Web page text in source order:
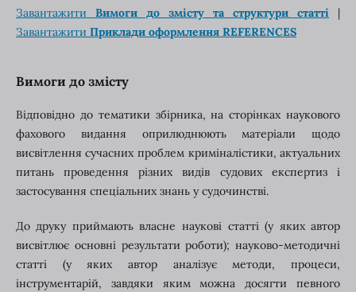
Завантажити Вимоги до змісту та структури статті |
Завантажити Приклади оформлення REFERENCES
Вимоги до змісту
Відповідно до тематики збірника, на сторінках наукового
фахового видання оприлюднюють матеріали щодо
висвітлення сучасних проблем криміналістики, актуальних
питань проведення різних видів судових експертиз і
застосування спеціальних знань у судочинстві.
До друку приймають власне наукові статті (у яких автор
висвітлює основні результати роботи); науково-методичні
статті (у яких автор аналізує методи, процеси,
інструментарій, завдяки яким можна досягти певного